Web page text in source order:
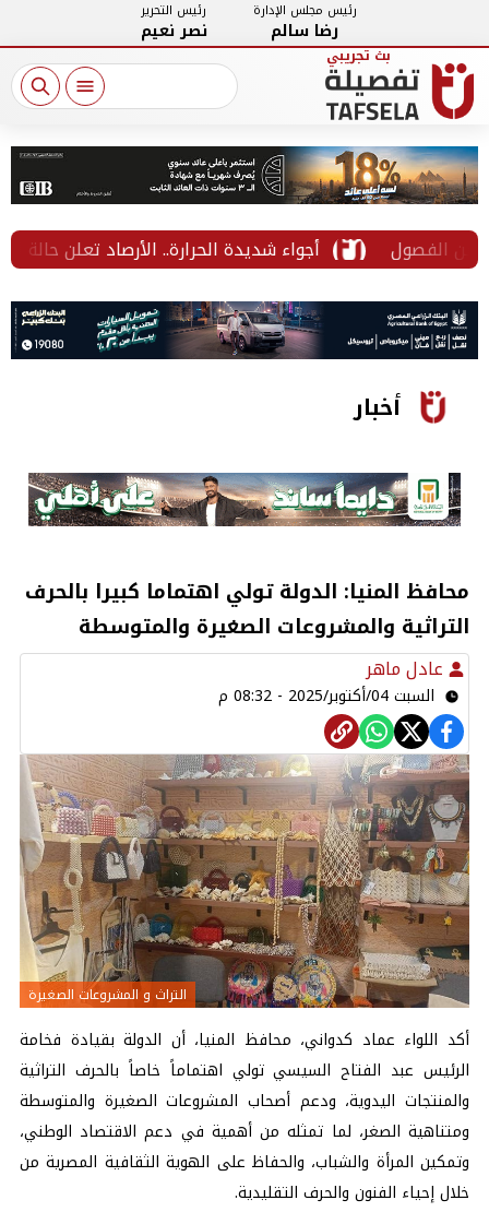
رئيس مجلس الإدارة
رضا سالم
رئيس التحرير
نصر نعيم
أجواء شديدة الحرارة.. الأرصاد تعلن حالة الفصول
أخبار
محافظ المنيا: الدولة تولي اهتماما كبيرا بالحرف
التراثية والمشروعات الصغيرة والمتوسطة
عادل ماهر
السبت 04/أكتوبر/2025 - 08:32 م
التراث و المشروعات الصغيرة
أكد اللواء عماد كدواني، محافظ المنيا، أن الدولة بقيادة فخامة
الرئيس عبد الفتاح السيسي تولي اهتماماً خاصاً بالحرف التراثية
والمنتجات اليدوية، ودعم أصحاب المشروعات الصغيرة والمتوسطة
ومتناهية الصغر، لما تمثله من أهمية في دعم الاقتصاد الوطني،
وتمكين المرأة والشباب، والحفاظ على الهوية الثقافية المصرية من
خلال إحياء الفنون والحرف التقليدية.